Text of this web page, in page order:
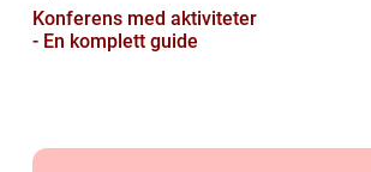
Konferens med aktiviteter
- En komplett guide